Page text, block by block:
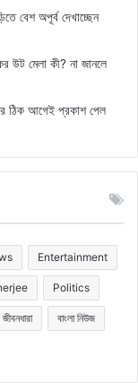
বেশ অপূর্ব দেখাচ্ছেন
মেলা কী? না জানলে
ঠিক আগেই প্রকাশ পেল
Entertainment
Politics
জীবনধারা বাংলা নিউজ